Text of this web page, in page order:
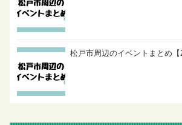
松戸市周辺のイベントまとめ【